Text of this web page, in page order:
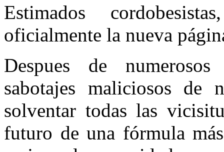
Estimados
oficialmente la nueva
Despues de
sabotajes maliciosos de
solventar todas las
futuro de una fórmula